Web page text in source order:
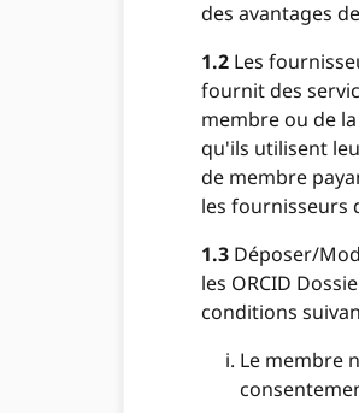
des avantages
1.2 Les
fournit des
membre ou de
qu'ils utilisent
de membre
les fournisseurs
1.3 Déposer/
les ORCID
conditions
Le membre